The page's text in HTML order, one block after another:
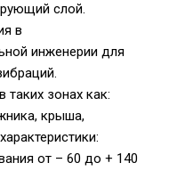
слой.
в
инженерии для
таких зонах как:
крыша,
от – 60 до + 140